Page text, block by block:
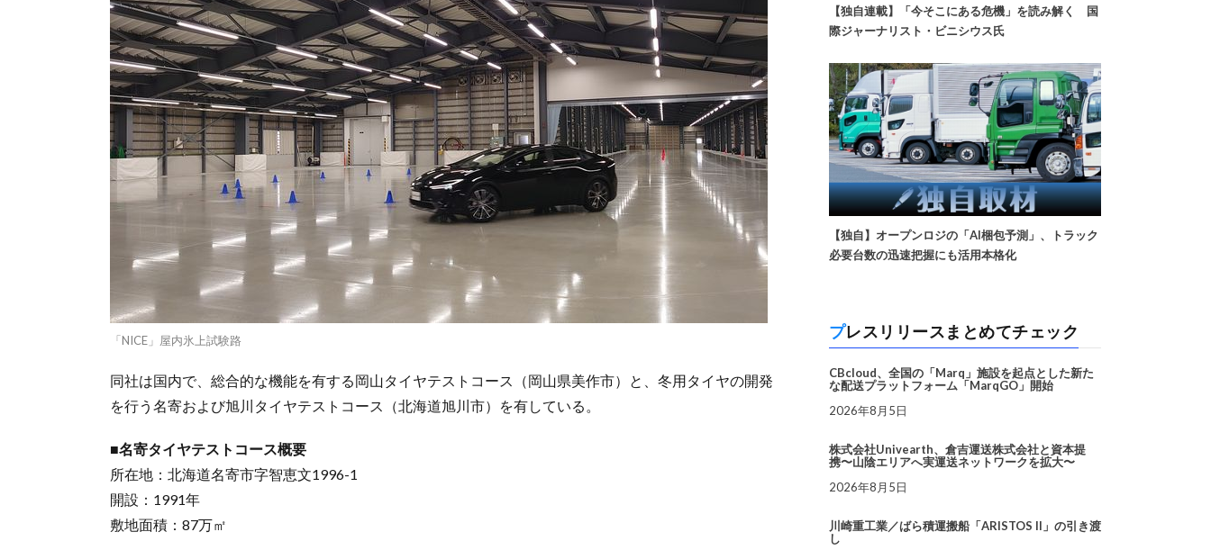
「NICE」屋内氷上試験路
同社は国内で、総合的な機能を有する岡山タイヤテストコース（岡山県美作市）と、冬用タイヤの開発
を行う名寄および旭川タイヤテストコース（北海道旭川市）を有している。
■名寄タイヤテストコース概要
所在地：北海道名寄市字智恵文1996-1
開設：1991年
敷地面積：87万㎡
【独自連載】「今そこにある危機」を読み解く 国
際ジャーナリスト・ビニシウス氏
【独自】オープンロジの「AI梱包予測」、トラック
必要台数の迅速把握にも活用本格化
プレスリリースまとめてチェック
CBcloud、全国の「Marq」施設を起点とした新た
な配送プラットフォーム「MarqGO」開始
2026年8月5日
株式会社Univearth、倉吉運送株式会社と資本提
携〜山陰エリアへ実運送ネットワークを拡大〜
2026年8月5日
川崎重工業／ばら積運搬船「ARISTOS II」の引き渡
し